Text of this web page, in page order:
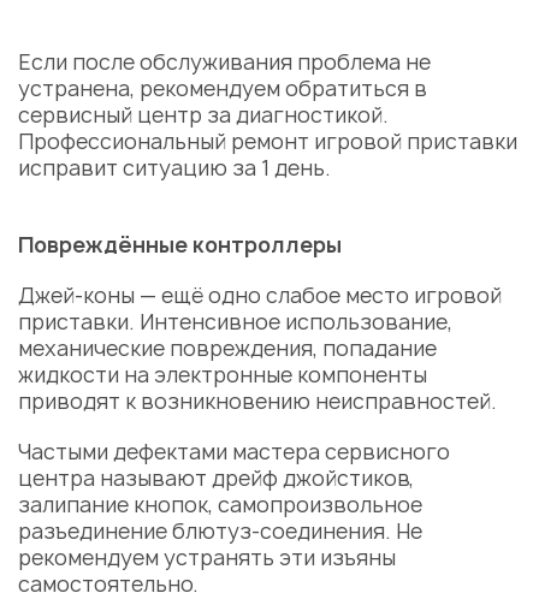
Если после обслуживания проблема не
устранена, рекомендуем обратиться в
сервисный центр за диагностикой.
Профессиональный ремонт игровой приставки
исправит ситуацию за 1 день.
Повреждённые контроллеры
Джей-коны — ещё одно слабое место игровой
приставки. Интенсивное использование,
механические повреждения, попадание
жидкости на электронные компоненты
приводят к возникновению неисправностей.
Частыми дефектами мастера сервисного
центра называют дрейф джойстиков,
залипание кнопок, самопроизвольное
разъединение блютуз-соединения. Не
рекомендуем устранять эти изъяны
самостоятельно.